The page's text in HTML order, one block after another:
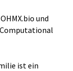
und
ist ein